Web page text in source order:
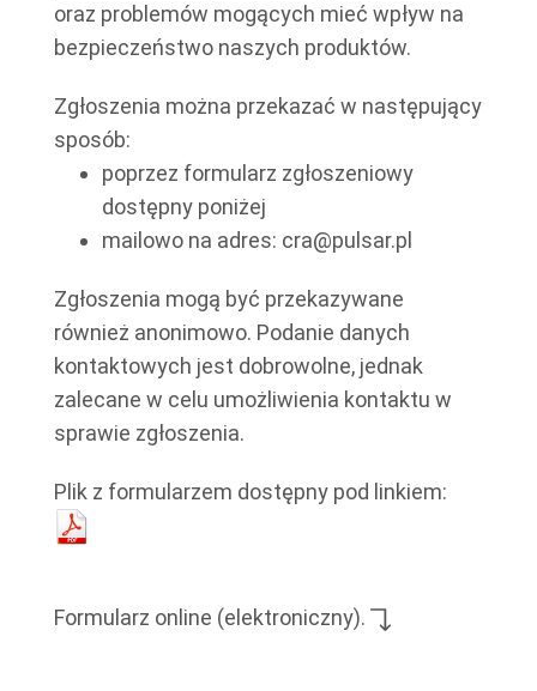
oraz problemów mogących mieć wpływ na
bezpieczeństwo naszych produktów.
Zgłoszenia można przekazać w następujący
sposób:
poprzez formularz zgłoszeniowy
dostępny poniżej
mailowo na adres: cra@pulsar.pl
Zgłoszenia mogą być przekazywane
również anonimowo. Podanie danych
kontaktowych jest dobrowolne, jednak
zalecane w celu umożliwienia kontaktu w
sprawie zgłoszenia.
Plik z formularzem dostępny pod linkiem:
Formularz online (elektroniczny).